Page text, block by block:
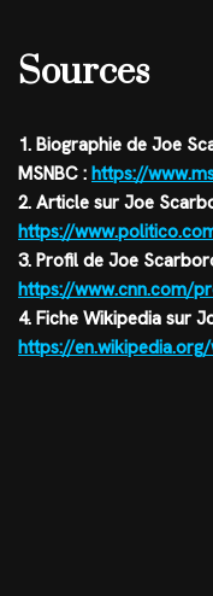
Sources
1. Biographie de Joe
MSNBC : https://
2. Article sur Joe
https://
3. Profil de Joe
https://www.cnn.com/
4. Fiche Wikipedia sur
https://